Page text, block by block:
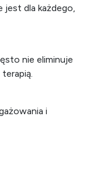
dla każdego,
nie eliminuje
i